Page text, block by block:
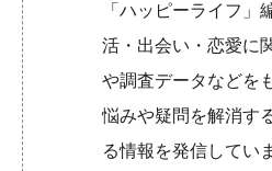
「ハッピーライフ」
活・出会い・恋愛に
や調査データなどを
悩みや疑問を解消す
る情報を発信し